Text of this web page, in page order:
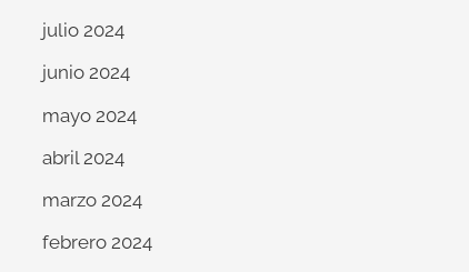
julio 2024
junio 2024
mayo 2024
abril 2024
marzo 2024
febrero 2024